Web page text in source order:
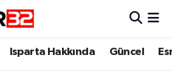
Isparta Hakkında Güncel
Eczaneler